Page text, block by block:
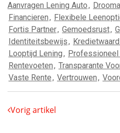
Aanvragen Lening Auto,
Financieren, Flexibele
Fortis Partner, Gemoedsrust,
Identiteitsbewijs,
Looptijd Lening, Professioneel
Rentevoeten, Transparante
Vaste Rente, Vertrouwen,
Vorig artikel